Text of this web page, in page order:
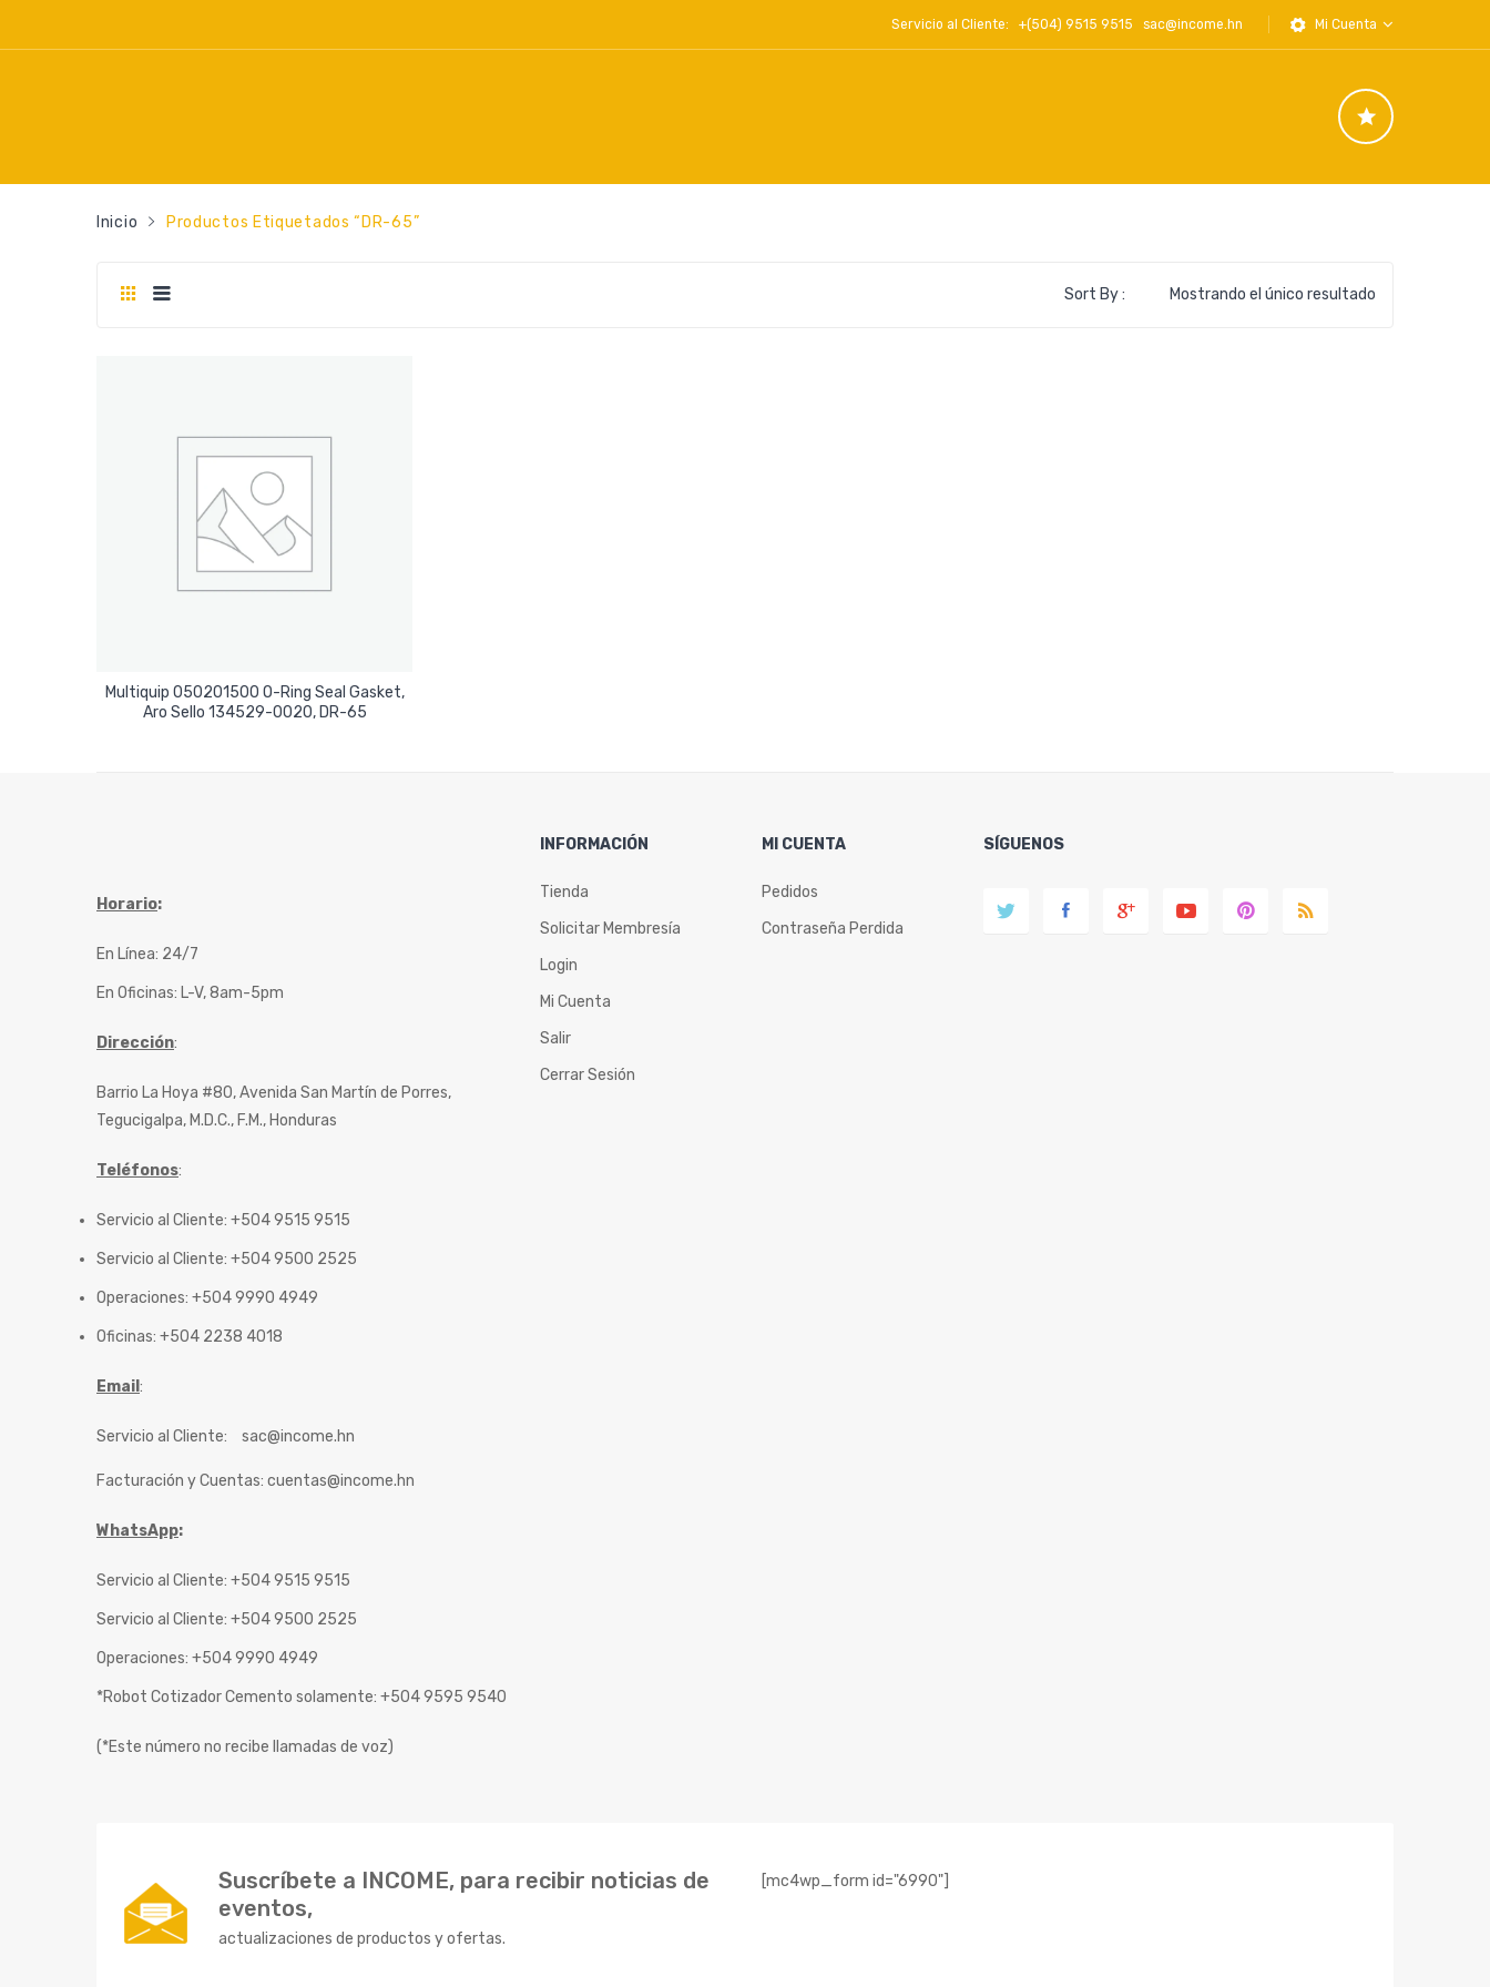
Servicio al Cliente: +(504) 9515 9515 sac@income.hn Mi Cuenta
Inicio Productos Etiquetados “DR-65”
Mostrando el único resultado
Sort By :
Multiquip 050201500 O-Ring Seal Gasket,
Aro Sello 134529-0020, DR-65
Leer Más
Horario:
En Línea: 24/7
En Oficinas: L-V, 8am-5pm
Dirección:
Barrio La Hoya #80, Avenida San Martín de Porres,
Tegucigalpa, M.D.C., F.M., Honduras
Teléfonos:
Servicio al Cliente: +504 9515 9515
Servicio al Cliente: +504 9500 2525
Operaciones: +504 9990 4949
Oficinas: +504 2238 4018
Email :
Servicio al Cliente: sac@income.hn
Facturación y Cuentas: cuentas@income.hn
WhatsApp:
Servicio al Cliente: +504 9515 9515
Servicio al Cliente: +504 9500 2525
Operaciones: +504 9990 4949
*Robot Cotizador Cemento solamente: +504 9595 9540
(*Este número no recibe llamadas de voz)
INFORMACIÓN
Tienda
Solicitar Membresía
Login
Mi Cuenta
Salir
Cerrar Sesión
MI CUENTA
Pedidos
Contraseña Perdida
SÍGUENOS
Suscríbete a INCOME, para recibir noticias de
eventos,
actualizaciones de productos y ofertas.
[mc4wp_form id="6990"]